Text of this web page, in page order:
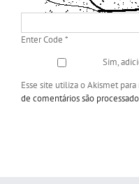
Enter Code *
Sim,
Esse site utiliza o Akismet
de comentários são